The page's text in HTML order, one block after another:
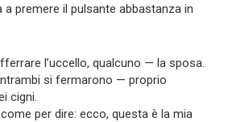
premere il pulsante abbastanza in
l’uccello, qualcuno — la sposa.
si fermarono — proprio
cigni.
per dire: ecco, questa è la mia